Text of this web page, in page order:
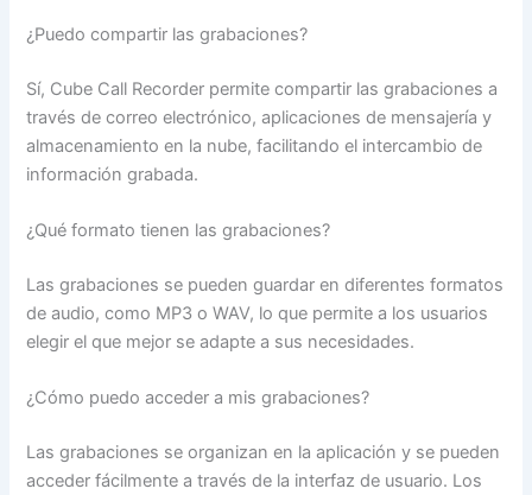
¿Puedo compartir las grabaciones?
Sí, Cube Call Recorder permite compartir las grabaciones a
través de correo electrónico, aplicaciones de mensajería y
almacenamiento en la nube, facilitando el intercambio de
información grabada.
¿Qué formato tienen las grabaciones?
Las grabaciones se pueden guardar en diferentes formatos
de audio, como MP3 o WAV, lo que permite a los usuarios
elegir el que mejor se adapte a sus necesidades.
¿Cómo puedo acceder a mis grabaciones?
Las grabaciones se organizan en la aplicación y se pueden
acceder fácilmente a través de la interfaz de usuario. Los